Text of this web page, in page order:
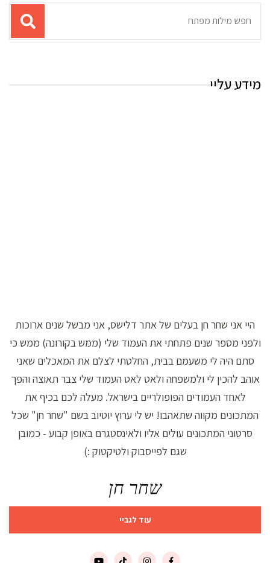
מידע עליי
היי אני שחר חן בעלים של אתר דלישס, אני מבשל שנים ארוכות
ולפני מספר שנים פתחתי את העמוד שלי (ממש בקורונה) ממש כי
סתם היה לי משעמם בבית, החלטתי לצלם את המאכלים שאני
אוהב להכין לי ולמשפחה ולאט לאט העמוד שלי צבר תאוצה והפך
לאחד העמודים הפופולריים בישראל. מעלה לכם בכיף את
המתכונים מקווה שתאהבו! יש לי ערוץ יוטיוב בשם "שחר חן" שכל
סרטוני המתכונים עולים אליו ולאינסטגרם באופן קבוע - כמובן
שגם לפייסבוק ולטיקטוק :)
שחר חן
עוד לגביי